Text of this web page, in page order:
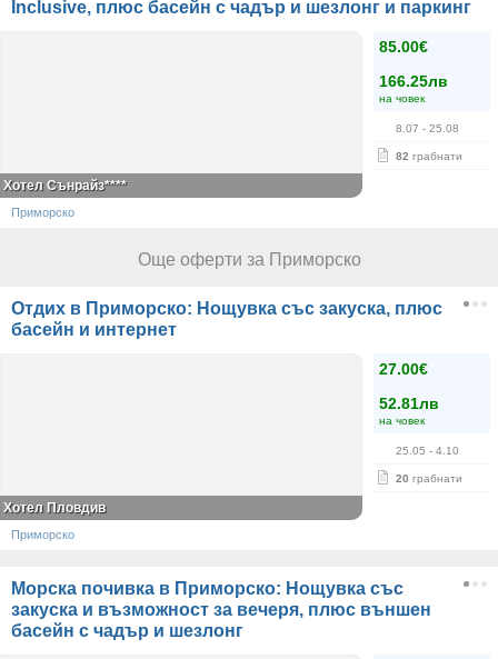
Inclusive, плюс басейн с чадър и шезлонг и паркинг
85.00€
166.25лв
на човек
8.07 - 25.08
82 грабнати
Хотел Сънрайз****
Приморско
Още оферти за Приморско
Отдих в Приморско: Нощувка със закуска, плюс
басейн и интернет
27.00€
52.81лв
на човек
25.05 - 4.10
20 грабнати
Хотел Пловдив
Приморско
Морска почивка в Приморско: Нощувка със
закуска и възможност за вечеря, плюс външен
басейн с чадър и шезлонг